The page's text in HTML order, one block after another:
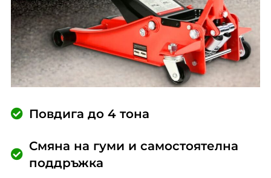
Повдига до 4 тона
Смяна на гуми и самостоятелна
поддръжка